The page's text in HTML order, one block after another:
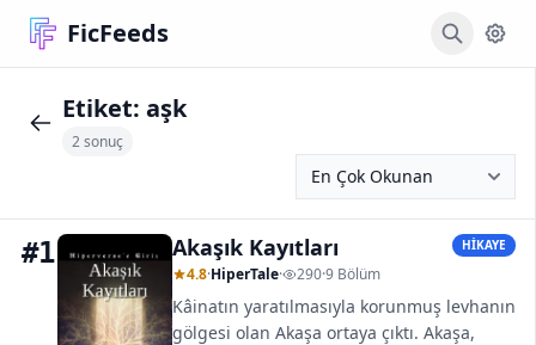
FicFeeds
Etiket: aşk
2 sonuç
#1 Akaşık Kayıtları HİKAYE
4.8·HiperTale· 290·9 Bölüm
Kâinatın yaratılmasıyla korunmuş levhanın
gölgesi olan Akaşa ortaya çıktı. Akaşa,